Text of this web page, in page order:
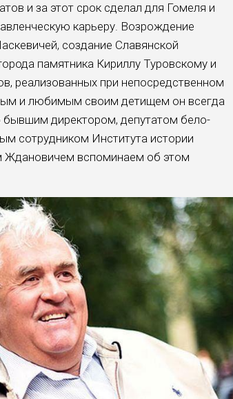
и за этот срок сделал для Гомеля и
карьеру. Возрождение
созда­ние Славянской
памятника Кириллу Туровскому и
реализованных при непосредственном
и любимым своим дети­щем он всегда
быв­шим директором, депутатом бело­
сотрудником Института истории
Ждановичем вспоминаем об этом